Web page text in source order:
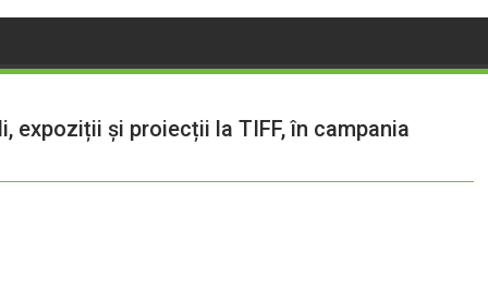
expoziții și proiecții la TIFF, în campania